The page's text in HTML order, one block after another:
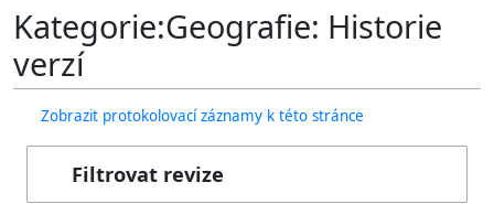
Kategorie:Geografie: Historie
verzí
Zobrazit protokolovací záznamy k této stránce
Filtrovat revize